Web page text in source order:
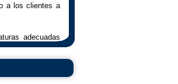
a los clientes a
adecuadas
excesivo.
sabores